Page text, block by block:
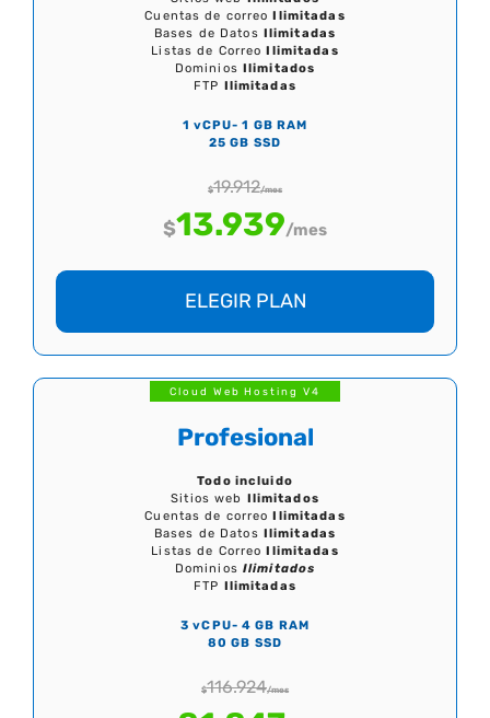
Cuentas de correoIlimitadas
Bases de Datos Ilimitadas
Listas de CorreoIlimitadas
Dominios Ilimitados
FTP Ilimitadas
1 vCPU- 1 GB RAM
25 GB SSD
$19.912/mes
$13.939/mes
ELEGIR PLAN
Cloud Web Hosting V4
Profesional
Todo incluido
Sitios web Ilimitados
Cuentas de correoIlimitadas
Bases de Datos Ilimitadas
Listas de CorreoIlimitadas
Dominios Ilimitados
FTP Ilimitadas
3 vCPU- 4 GB RAM
80 GB SSD
$116.924/mes